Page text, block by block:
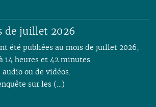
de juillet 2026
été publiées au mois de juillet 2026,
14 heures et 42 minutes
ou de vidéos.
sur les (…)